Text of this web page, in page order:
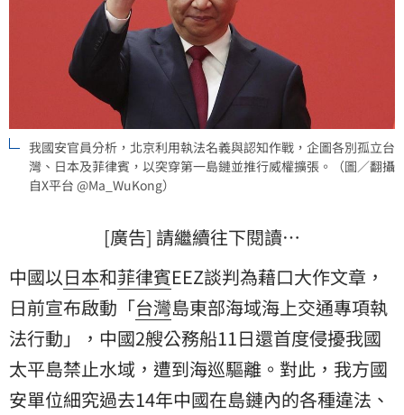
我國安官員分析，北京利用執法名義與認知作戰，企圖各別孤立台
灣、日本及菲律賓，以突穿第一島鏈並推行威權擴張。（圖／翻攝
自X平台 @Ma_WuKong）
[廣告] 請繼續往下閱讀…
中國以日本和菲律賓EEZ談判為藉口大作文章，
日前宣布啟動「台灣島東部海域海上交通專項執
法行動」，中國2艘公務船11日還首度侵擾我國
太平島禁止水域，遭到海巡驅離。對此，我方國
安單位細究過去14年中國在島鏈內的各種違法、